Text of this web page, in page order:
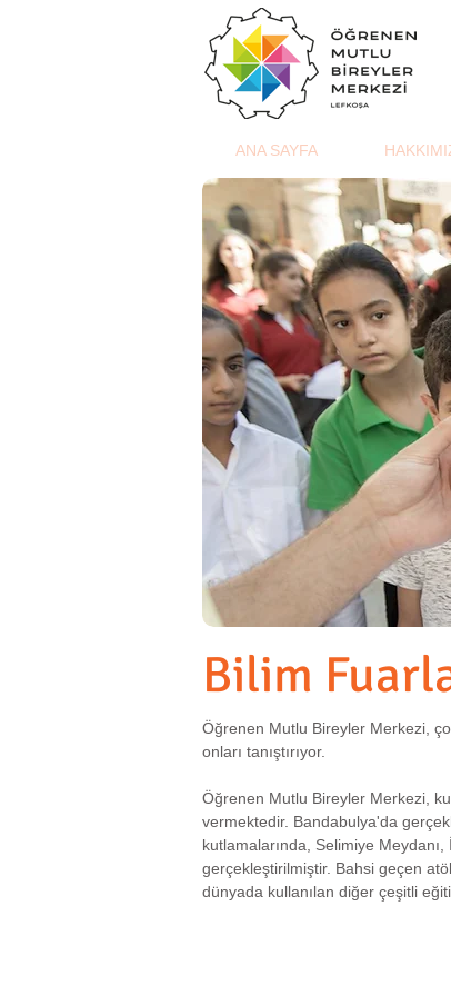
ANA SAYFA
Bilim
Öğrenen Mutlu Bireyler Merkezi,
onları tanıştırıyor.
Öğrenen Mutlu Bireyler Merkezi,
vermektedir. Bandabulya'da
kutlamalarında, Selimiye
gerçekleştirilmiştir. Bahsi geçen
dünyada kullanılan diğer çeşitli